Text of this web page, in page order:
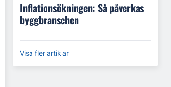
Inflationsökningen: Så påverkas
byggbranschen
Visa fler artiklar